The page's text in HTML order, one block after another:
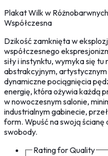
Plakat Wilk w
Współczesna
Dzikość zamknięta w
współczesnego
siły i instynktu, wymyka się
abstrakcyjnym,
dynamiczne pociągnięcia
energię, która ożywia każdą
w nowoczesnym salonie,
industrialnym gabinecie,
form. Wpuść na swoją
swobody.
Rating forQuality